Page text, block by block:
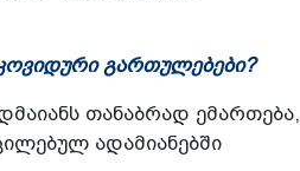
გართულებები?
თანაბრად ემართება,
ადამიანებში